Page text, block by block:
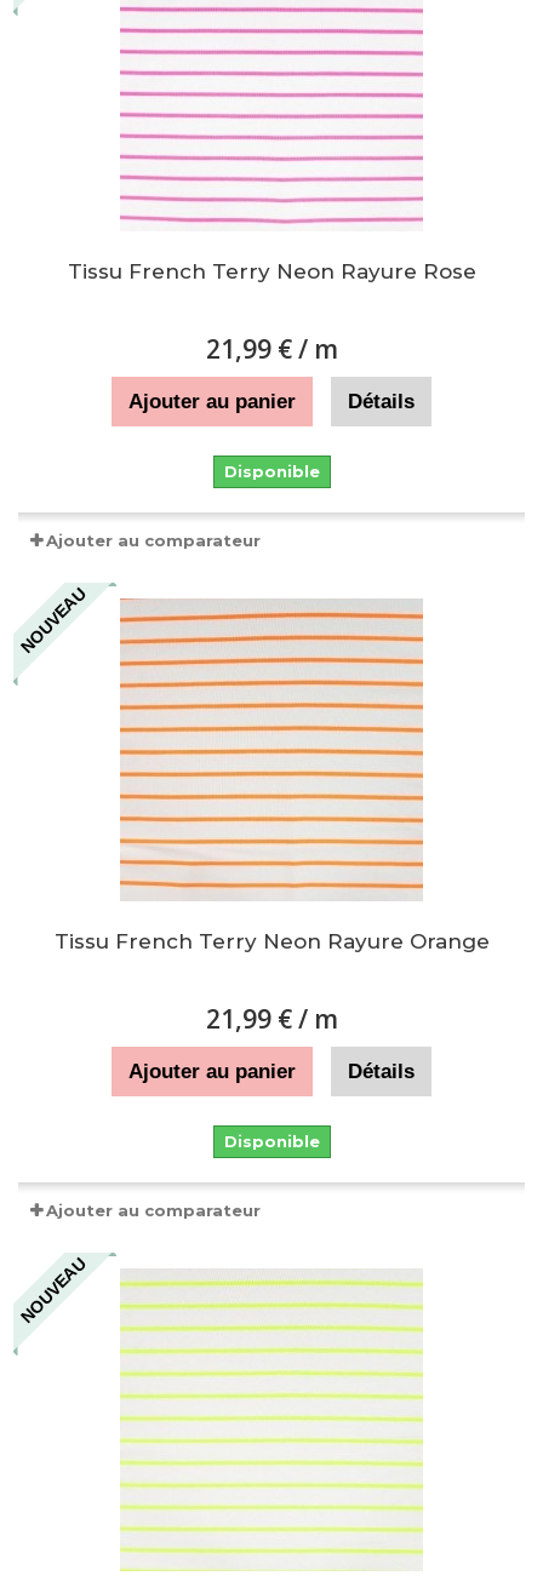
Tissu French Terry Neon Rayure Rose
21,99 €/ m
Ajouter au panier Détails
Disponible
Ajouter au comparateur
NOUVEAU
Tissu French Terry Neon Rayure Orange
21,99 €/ m
Ajouter au panier Détails
Disponible
Ajouter au comparateur
NOUVEAU